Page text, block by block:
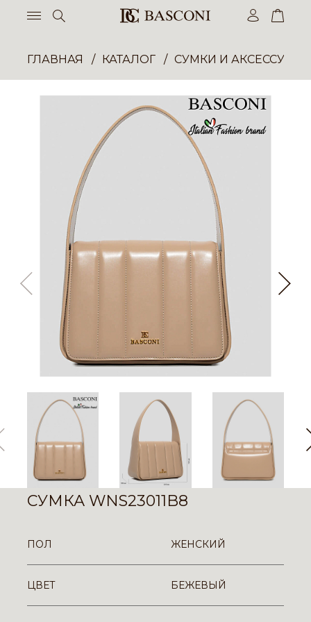
ГЛАВНАЯ КАТАЛОГ СУМКИ И
СУМКА WNS23011B8
ПОЛ ЖЕНСКИЙ
ЦВЕТ БЕЖЕВЫЙ